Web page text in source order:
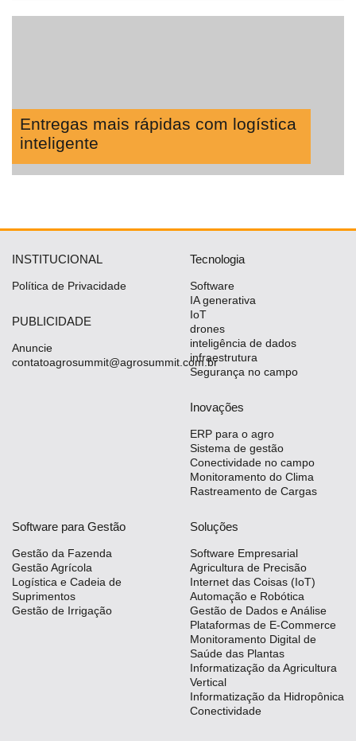
Entregas mais rápidas com logística
inteligente
INSTITUCIONAL
Política de Privacidade
PUBLICIDADE
Anuncie
contatoagrosummit@agrosummit.com.br
Tecnologia
Software
IA generativa
IoT
drones
inteligência de dados
infraestrutura
Segurança no campo
Inovações
ERP para o agro
Sistema de gestão
Conectividade no campo
Monitoramento do Clima
Rastreamento de Cargas
Software para Gestão
Gestão da Fazenda
Gestão Agrícola
Logística e Cadeia de
Suprimentos
Gestão de Irrigação
Soluções
Software Empresarial
Agricultura de Precisão
Internet das Coisas (IoT)
Automação e Robótica
Gestão de Dados e Análise
Plataformas de E-Commerce
Monitoramento Digital de
Saúde das Plantas
Informatização da Agricultura
Vertical
Informatização da Hidropônica
Conectividade